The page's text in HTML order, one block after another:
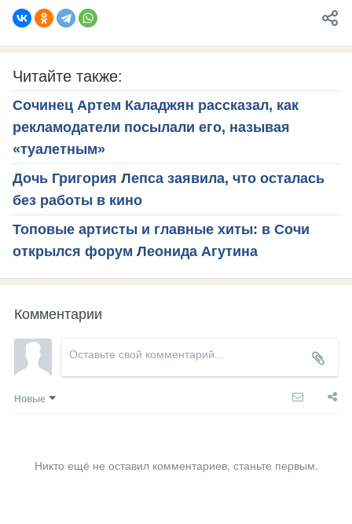
Читайте также:
Сочинец Артем Каладжян рассказал, как
рекламодатели посылали его, называя
«туалетным»
Дочь Григория Лепса заявила, что осталась
без работы в кино
Топовые артисты и главные хиты: в Сочи
открылся форум Леонида Агутина
Комментарии
Новые
Никто ещё не оставил комментариев, станьте первым.